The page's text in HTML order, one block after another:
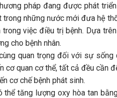
pháp đang được phát
trong những nước mới đưa hệ
trong việc điều trị bệnh. Dựa
cho bệnh nhân.
quan trọng đối với sự
cơ quan cơ thể, tất cả đều cần
cơ chế bệnh phát sinh.
thể tăng lượng oxy hòa tan